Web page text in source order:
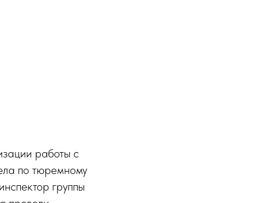
работы с
по тюремному
группы